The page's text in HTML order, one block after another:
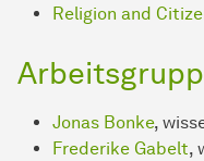
Religion and
Jonas Bonke,
Frederike Gabelt,